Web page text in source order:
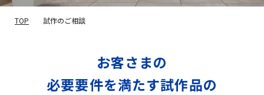
TOP 試作のご相談
お客さまの
必要要件を満たす試作品の